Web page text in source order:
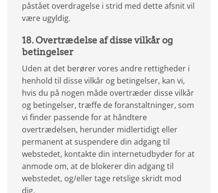
påstået overdragelse i strid med dette afsnit vil
være ugyldig.
18. Overtrædelse af disse vilkår og
betingelser
Uden at det berører vores andre rettigheder i
henhold til disse vilkår og betingelser, kan vi,
hvis du på nogen måde overtræder disse vilkår
og betingelser, træffe de foranstaltninger, som
vi finder passende for at håndtere
overtrædelsen, herunder midlertidigt eller
permanent at suspendere din adgang til
webstedet, kontakte din internetudbyder for at
anmode om, at de blokerer din adgang til
webstedet, og/eller tage retslige skridt mod
dig.